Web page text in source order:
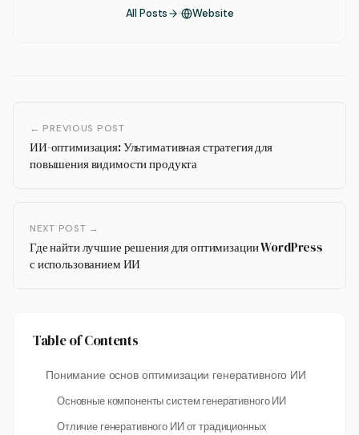
All Posts Website
← PREVIOUS POST
ИИ-оптимизация: Ультимативная стратегия для
повышения видимости продукта
NEXT POST →
Где найти лучшие решения для оптимизации WordPress
с использованием ИИ
Table of Contents
Понимание основ оптимизации генеративного ИИ
Основные компоненты систем генеративного ИИ
Отличие генеративного ИИ от традиционных